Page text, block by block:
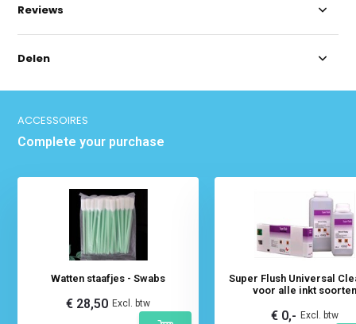
Reviews
Delen
ACCESSOIRES
Complete your purchase
Watten staafjes - Swabs
€ 28,50 Excl. btw
Super Flush Universal
voor alle inkt
€ 0,- Excl. btw